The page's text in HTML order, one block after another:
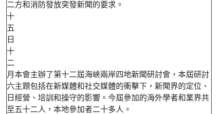
二
十
五
日
方和消防發放突發新聞的要求。
十
二
月
六
日
至
本會主辦了第十二屆海峽兩岸四地新聞研討會，本屆研討
主題包括在新媒體和社交媒體的衝擊下，新聞界的定位、
經營、培訓和操守的影響。今屆參加的海外學者和業界共
五十二人，本地參加者二十多人。